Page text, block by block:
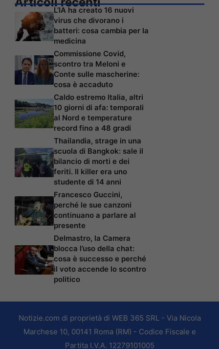
L’IA ha creato 16 nuovi
virus che divorano i
batteri: cosa cambia per la
medicina
Commissione Covid,
scontro tra Meloni e
Conte sulle mascherine:
cosa è accaduto
Caldo estremo Italia, altri
10 giorni di afa: temporali
al Nord e temperature
record fino a 48 gradi
Thailandia, strage in una
scuola di Bangkok: sale il
bilancio di morti e dei
feriti. Il killer era uno
studente di 14 anni
Francesco Guccini,
perché le sue canzoni
continuano a parlare al
presente
Delmastro, la Camera
blocca l’uso della chat:
cosa è successo e perché
il voto accende lo scontro
politico
Notizie.com di proprietà di WEB 365 SRL - Via Nicola
Marchese 10, 00141 Roma (RM) - Codice Fiscale e
Partita I.V.A. 12279101005